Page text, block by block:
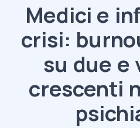
Medici e
crisi:
su due e
crescenti